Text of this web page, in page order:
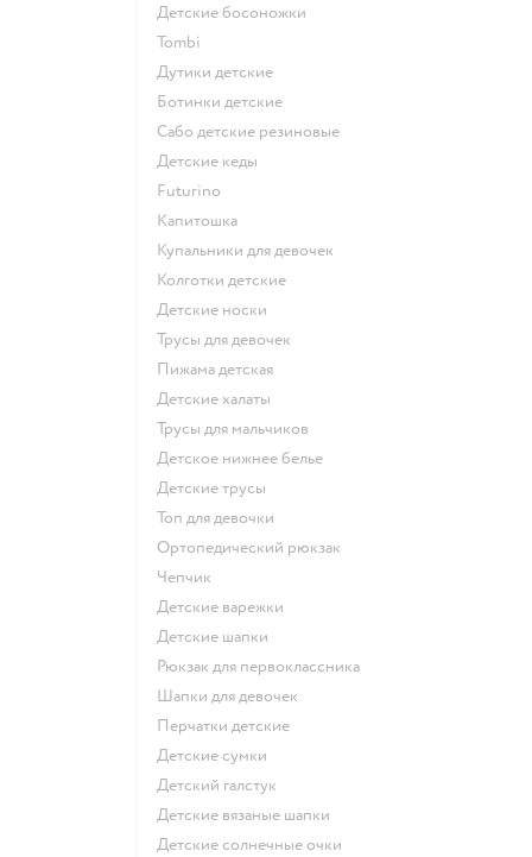
Детские босоножки
Tombi
Дутики детские
Ботинки детские
Сабо детские резиновые
Детские кеды
Futurino
Капитошка
Купальники для девочек
Колготки детские
Детские носки
Трусы для девочек
Пижама детская
Детские халаты
Трусы для мальчиков
Детское нижнее белье
Детские трусы
Топ для девочки
Ортопедический рюкзак
Чепчик
Детские варежки
Детские шапки
Рюкзак для первоклассника
Шапки для девочек
Перчатки детские
Детские сумки
Детский галстук
Детские вязаные шапки
Детские солнечные очки